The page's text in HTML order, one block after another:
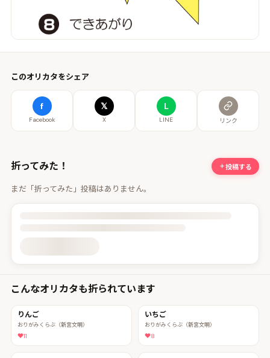
このオリカタをシェア
f
Facebook
𝕏
X
L
LINE リンク
折ってみた！ 投稿する
まだ「折ってみた」投稿はありません。
投稿詳細を読み込んでいます
こんなオリカタも折られています
りんご
おりがみくらぶ（新宮文明）
11
いちご
おりがみくらぶ（新宮文明）
8